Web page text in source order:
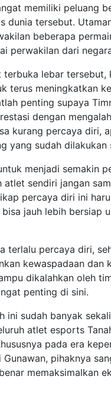
memiliki peluang
dunia tersebut.
beberapa
perwakilan dari
lebar
terus meningkatkan
penting supaya
dengan
kurang percaya diri,
yang sudah dilakukan
menjadi semakin
sendiri jangan
percaya diri ini
jauh lebih bersiap
terlalu percaya diri,
kewaspadaan dan
dikalahkan oleh
penting di sini.
ini sudah banyak
atlet esports
pada era
pihaknya
memaksimalkan